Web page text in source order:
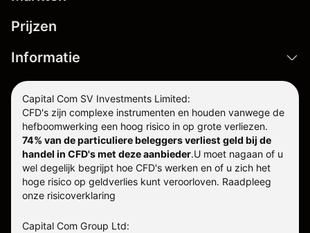
Prijzen
Informatie
Capital Com SV Investments Limited:
CFD's zijn complexe instrumenten en houden vanwege de
hefboomwerking een hoog risico in op grote verliezen.
74% van de particuliere beleggers verliest geld bij de
handel in CFD's met deze aanbieder.U moet nagaan of u
wel degelijk begrijpt hoe CFD's werken en of u zich het
hoge risico op geldverlies kunt veroorloven. Raadpleeg
onze risicoverklaring
Capital Com Group Ltd: